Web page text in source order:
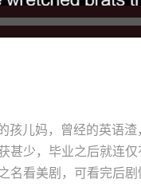
孩儿妈，曾经的英语
甚少，毕业之后就连
名看美剧，可看完后